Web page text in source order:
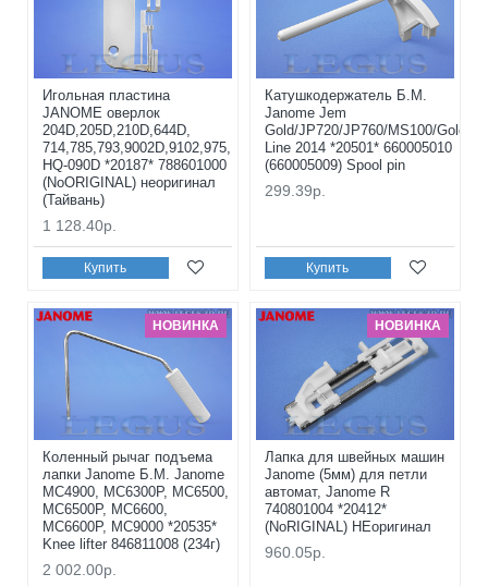
Игольная пластина
JANOME оверлок
204D,205D,210D,644D,
714,785,793,9002D,9102,975,
HQ-090D *20187* 788601000
(NoORIGINAL) неоригинал
(Тайвань)
1 128.40р.
Купить
Катушкодержатель Б.М.
Janome Jem
Gold/JP720/JP760/MS100/Gold
Line 2014 *20501* 660005010
(660005009) Spool pin
299.39р.
Купить
НОВИНКА
Коленный рычаг подъема
лапки Janome Б.М. Janome
MC4900, MC6300P, MC6500,
MC6500P, MC6600,
MC6600P, MC9000 *20535*
Knee lifter 846811008 (234г)
2 002.00р.
НОВИНКА
Лапка для швейных машин
Janome (5мм) для петли
автомат, Janome R
740801004 *20412*
(NoRIGINAL) НЕоригинал
960.05р.